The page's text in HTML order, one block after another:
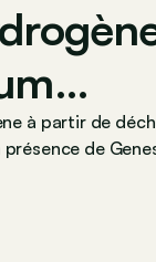
à partir de
de